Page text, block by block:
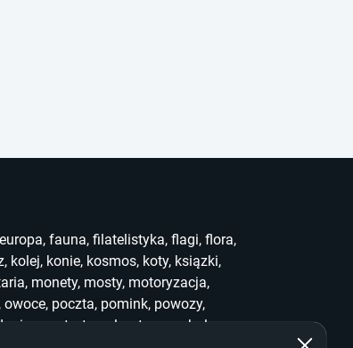
europa, fauna, filatelistyka, flagi, flora,
, kolej, konie, kosmos, koty, ksiązki,
, monety, mosty, motoryzacja,
owoce, poczta, pomink, powozy,
słonie sport stemple stra symbole